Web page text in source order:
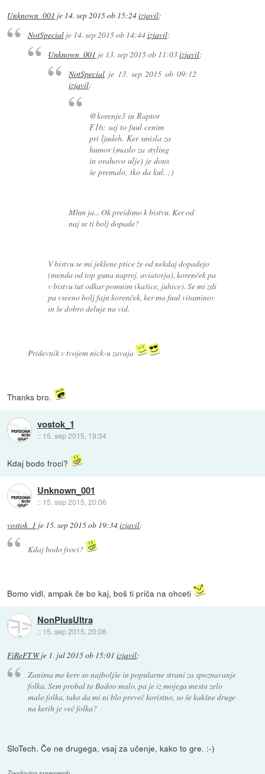
Unknown_001 je 14. sep 2015 ob 15:24izjavil:
NotSpecialje 14. sep 2015 ob 14:44izjavil:
Unknown_001 je 13. sep 2015 ob 11:03izjavil:
NotSpecialje 13. sep 2015 ob 09:12
izjavil:
@korenje3 in Raptor
F16: saj to fuul cenim
pri ljudeh. Ker smisla za
humor (maslo za styling
in orahovo ulje) je dons
še premalo, tko da kul. ;)
Mhm ja... Ok preidimo k bistvu. Ker od
naj se ti bolj dopade?
V bistvu se mi jeklene ptice že od nekdaj dopadejo
(menda od top guna naprej, aviatorja), korenček pa
v bistvu tut odkar pomnim (kašice, juhice). Se mi zdi
pa vseeno bolj fajn korenček, ker ma fuul vitaminov
in še dobro deluje na vid.
Pridevnik v tvojem nick-u zavaja
Thanks bro.
vostok_1
:: 15. sep 2015, 19:34
Kdaj bodo froci?
Unknown_001
:: 15. sep 2015, 20:06
vostok_1 je 15. sep 2015 ob 19:34izjavil:
Kdaj bodo froci?
Bomo vidl, ampak če bo kaj, boš ti priča na ohceti
NonPlusUltra
:: 15. sep 2015, 20:06
FiReFTWje 1. jul 2015 ob 15:01 izjavil:
Zanima me kere so najboljše in popularne strani za spoznavanje
folka. Sem probal ta Badoo malo, pa je iz mojega mesta zelo
malo folka, tako da mi ni blo preveč koristno, so še kakšne druge
na kerih je več folka?
SloTech. Če ne drugega, vsaj za učenje, kako to gre. :-)